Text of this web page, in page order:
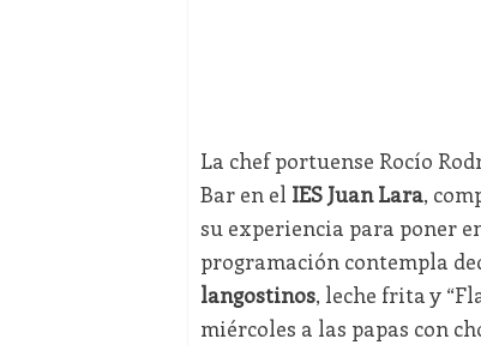
La chef portuense Rocío
Bar en el IES Juan Lara,
su experiencia para poner
programación contempla
langostinos, leche frita y
miércoles a las papas con